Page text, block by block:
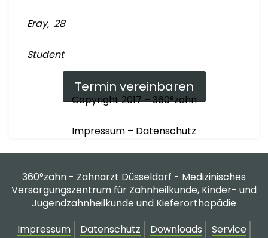
Eray, 28
Student
Termin vereinbaren
Copyright 2017 – 360°zahn
Impressum – Datenschutz
360°zahn - Zahnarzt Düsseldorf - Medizinisches
Versorgungszentrum für Zahnheilkunde, Kinder- und
Jugendzahnheilkunde und Kieferorthopädie
Impressum
Datenschutz Downloads Service